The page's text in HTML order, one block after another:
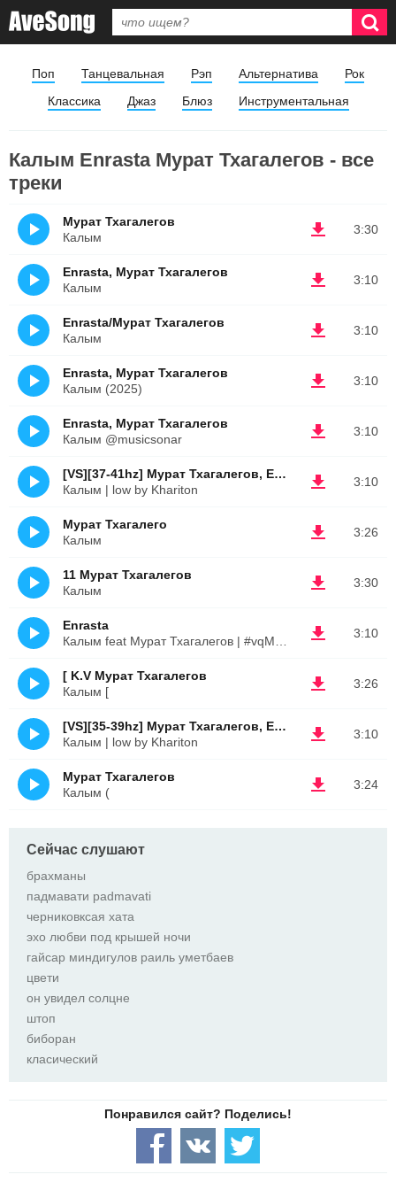
Поп Танцевальная Рэп Альтернатива
Рок
Классика
Джаз Блюз Инструментальная
Калым Enrasta Мурат Тхагалегов - все
треки
3:30
Мурат Тхагалегов
Калым
3:10
Enrasta, Мурат Тхагалегов
Калым
3:10
Enrasta/Мурат Тхагалегов
Калым
3:10
Enrasta, Мурат Тхагалегов
Калым (2025)
3:10
Enrasta, Мурат Тхагалегов
Калым @musicsonar
3:10
[VS][37-41hz] Мурат Тхагалегов, Enrasta
Калым | low by Khariton
3:26
Мурат Тхагалего
Калым
3:30
11 Мурат Тхагалегов
Калым
3:10
Enrasta
3:26
[ K.V Мурат Тхагалегов
Калым [
3:10
[VS][35-39hz] Мурат Тхагалегов, Enrasta
Калым | low by Khariton
3:24
Мурат Тхагалегов
Калым (
Сейчас слушают
брахманы
падмавати padmavati
черниковксая хата
эхо любви под крышей ночи
гайсар миндигулов раиль уметбаев
цвети
он увидел солцне
штоп
биборан
класический